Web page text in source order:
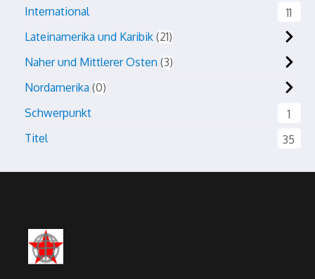
International
11
Lateinamerika und Karibik 21
Naher und Mittlerer Osten 3
Nordamerika 0
Schwerpunkt
1
Titel
35